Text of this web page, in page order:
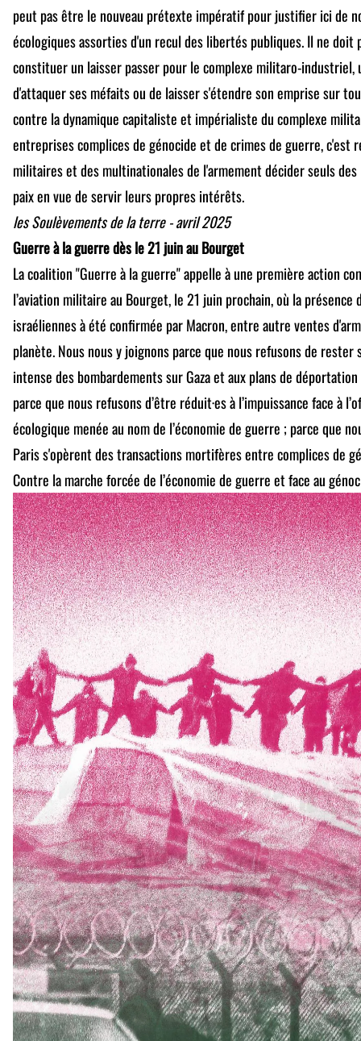
peut pas être le nouveau prétexte impératif pour justifier ici de
écologiques assorties d'un recul des libertés publiques. Il ne doit
constituer un laisser passer pour le complexe militaro-industriel,
d'attaquer ses méfaits ou de laisser s'étendre son emprise sur
contre la dynamique capitaliste et impérialiste du complexe
entreprises complices de génocide et de crimes de guerre, c'est
militaires et des multinationales de l'armement décider seuls
paix en vue de servir leurs propres intérêts.
les Soulèvements de la terre - avril 2025
Guerre à la guerre dès le 21 juin au Bourget
La coalition "Guerre à la guerre" appelle à une première action
l’aviation militaire au Bourget, le 21 juin prochain, où la
israéliennes à été confirmée par Macron, entre autre ventes
planète. Nous nous y joignons parce que nous refusons de rester
intense des bombardements sur Gaza et aux plans de
parce que nous refusons d’être réduit·es à l’impuissance face à
écologique menée au nom de l’économie de guerre ; parce que
Paris s'opèrent des transactions mortifères entre complices de
Contre la marche forcée de l’économie de guerre et face au